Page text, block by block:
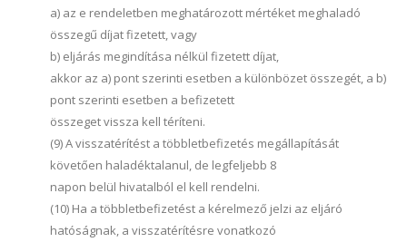
a) az e rendeletben meghatározott mértéket meghaladó
összegű díjat fizetett, vagy
b) eljárás megindítása nélkül fizetett díjat,
akkor az a) pont szerinti esetben a különbözet összegét, a b)
pont szerinti esetben a befizetett
összeget vissza kell téríteni.
(9) A visszatérítést a többletbefizetés megállapítását
követően haladéktalanul, de legfeljebb 8
napon belül hivatalból el kell rendelni.
(10) Ha a többletbefizetést a kérelmező jelzi az eljáró
hatóságnak, a visszatérítésre vonatkozó